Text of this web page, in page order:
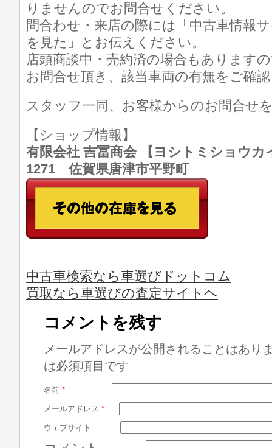
りませんのでお問合せください。
問合わせ・来店の際には「中古車情報
を見た」とお伝えください。
店頭商談中・売約済の場合もあります
お問合せ頂き、該当車両の有無をご確
スタッフ一同、お客様からのお問合せ
【ショップ情報】
有限会社 吉冨商会 【ヨシトミショウ
1271 佐賀県唐津市平野町
中古車検索なら車選びドットコム
買取なら車選びの査定サイトヘ
コメントを残す
メールアドレスが公開されることはあり
は必須項目です
名前 *
メールアドレス *
ウェブサイト